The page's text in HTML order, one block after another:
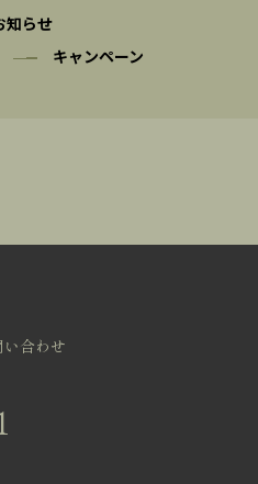
3111
9:00 ～ 17:30
知らせ
キャンペーン
い合わせ